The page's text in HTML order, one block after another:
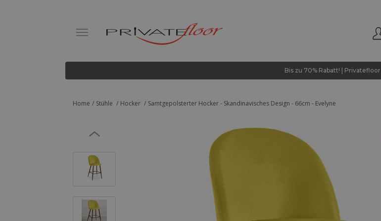
Bis zu 70% Rabatt! | Privatefloor
Home Stühle Hocker Samtgepolsterter Hocker - Skandinavisches Design - 66cm - Evelyne